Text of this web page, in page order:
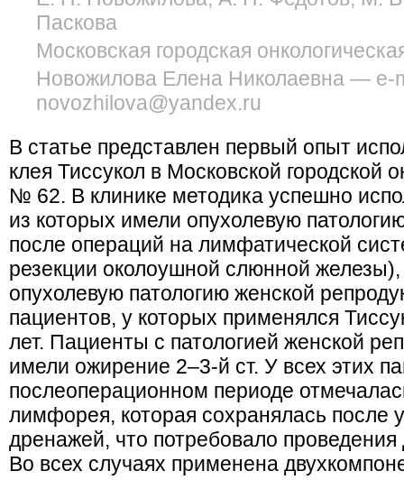
Паскова
Московская городская
Новожилова Елена Николаевна — e-
novozhilova@yandex.ru
В статье представлен первый опыт
клея Тиссукол в Московской городской
№ 62. В клинике методика успешно
из которых имели опухолевую
после операций на лимфатической
резекции околоушной слюнной
опухолевую патологию женской
пациентов, у которых применялся
лет. Пациенты с патологией женской
имели ожирение 2–3-й ст. У всех этих
послеоперационном периоде
лимфорея, которая сохранялась после
дренажей, что потребовало
Во всех случаях применена